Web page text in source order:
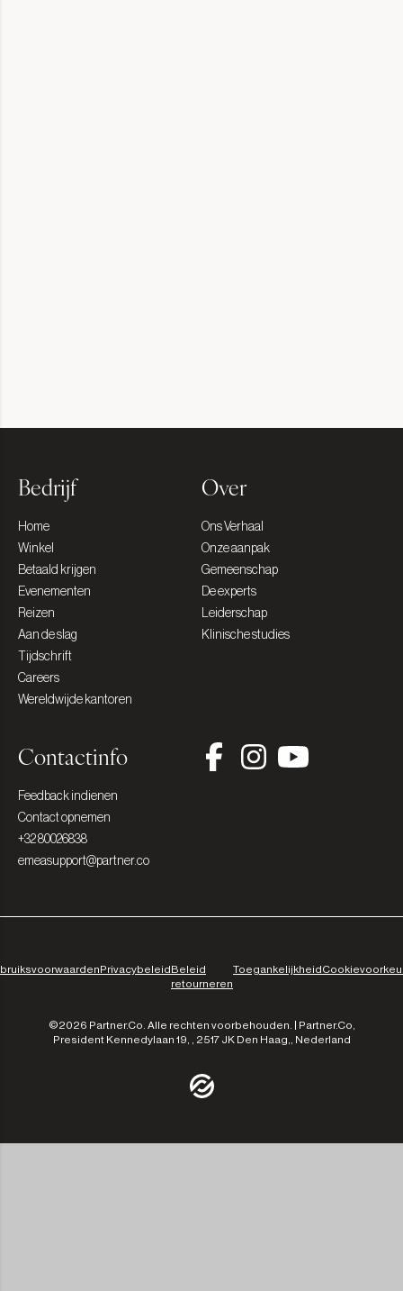
Bedrijf
Home
Winkel
Betaald krijgen
Evenementen
Reizen
Aan de slag
Tijdschrift
Careers
Wereldwijde kantoren
Over
Ons Verhaal
Onze aanpak
Gemeenschap
De experts
Leiderschap
Klinische studies
Contactinfo
Feedback indienen
Contact opnemen
+32 80026838
emeasupport@partner.co
PrivacybeleidBeleid
retourneren
Toegankelijkheid
©2026 Partner.Co. Alle rechten voorbehouden. | Partner.Co,
President Kennedylaan 19, , 2517 JK Den Haag,, Nederland